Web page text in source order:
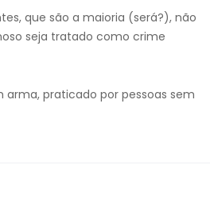
que são a maioria (será?), não
seja tratado como crime
praticado por pessoas sem